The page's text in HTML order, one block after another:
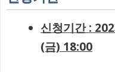
신청기간 :
(금) 18:00